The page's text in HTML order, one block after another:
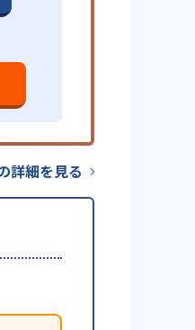
詳細を見る